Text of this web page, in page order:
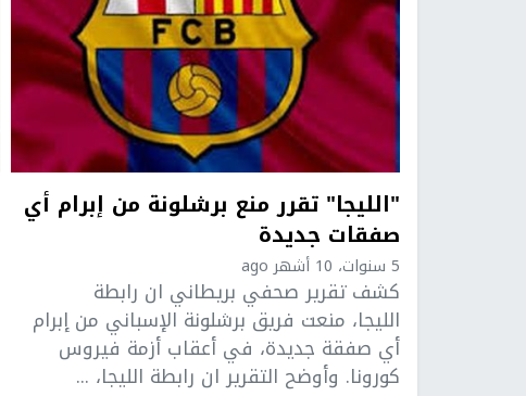
"الليجا" تقرر منع برشلونة من إبرام أي
صفقات جديدة
5 سنوات، 10 أشهر ago
كشف تقرير صحفي بريطاني ان رابطة
الليجا، منعت فريق برشلونة الإسباني من إبرام
أي صفقة جديدة، في أعقاب أزمة فيروس
كورونا. وأوضح التقرير ان رابطة الليجا، ...